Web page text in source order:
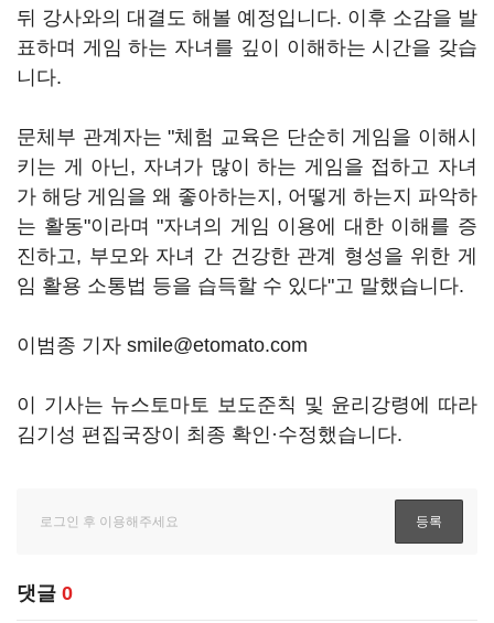
뒤 강사와의 대결도 해볼 예정입니다. 이후 소감을 발
표하며 게임 하는 자녀를 깊이 이해하는 시간을 갖습
니다.
문체부 관계자는 "체험 교육은 단순히 게임을 이해시
키는 게 아닌, 자녀가 많이 하는 게임을 접하고 자녀
가 해당 게임을 왜 좋아하는지, 어떻게 하는지 파악하
는 활동"이라며 "자녀의 게임 이용에 대한 이해를 증
진하고, 부모와 자녀 간 건강한 관계 형성을 위한 게
임 활용 소통법 등을 습득할 수 있다"고 말했습니다.
이범종 기자 smile@etomato.com
이 기사는 뉴스토마토 보도준칙 및 윤리강령에 따라
김기성 편집국장이 최종 확인·수정했습니다.
댓글 0